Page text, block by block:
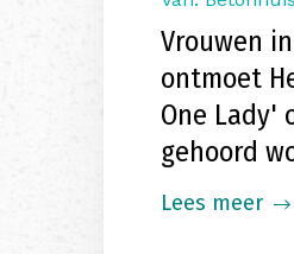
Vrouwen
ontmoet
One Lady'
gehoord
Lees meer